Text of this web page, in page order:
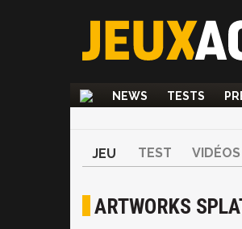
NEWS TESTS
JEU TEST VIDÉOS
ARTWORKS